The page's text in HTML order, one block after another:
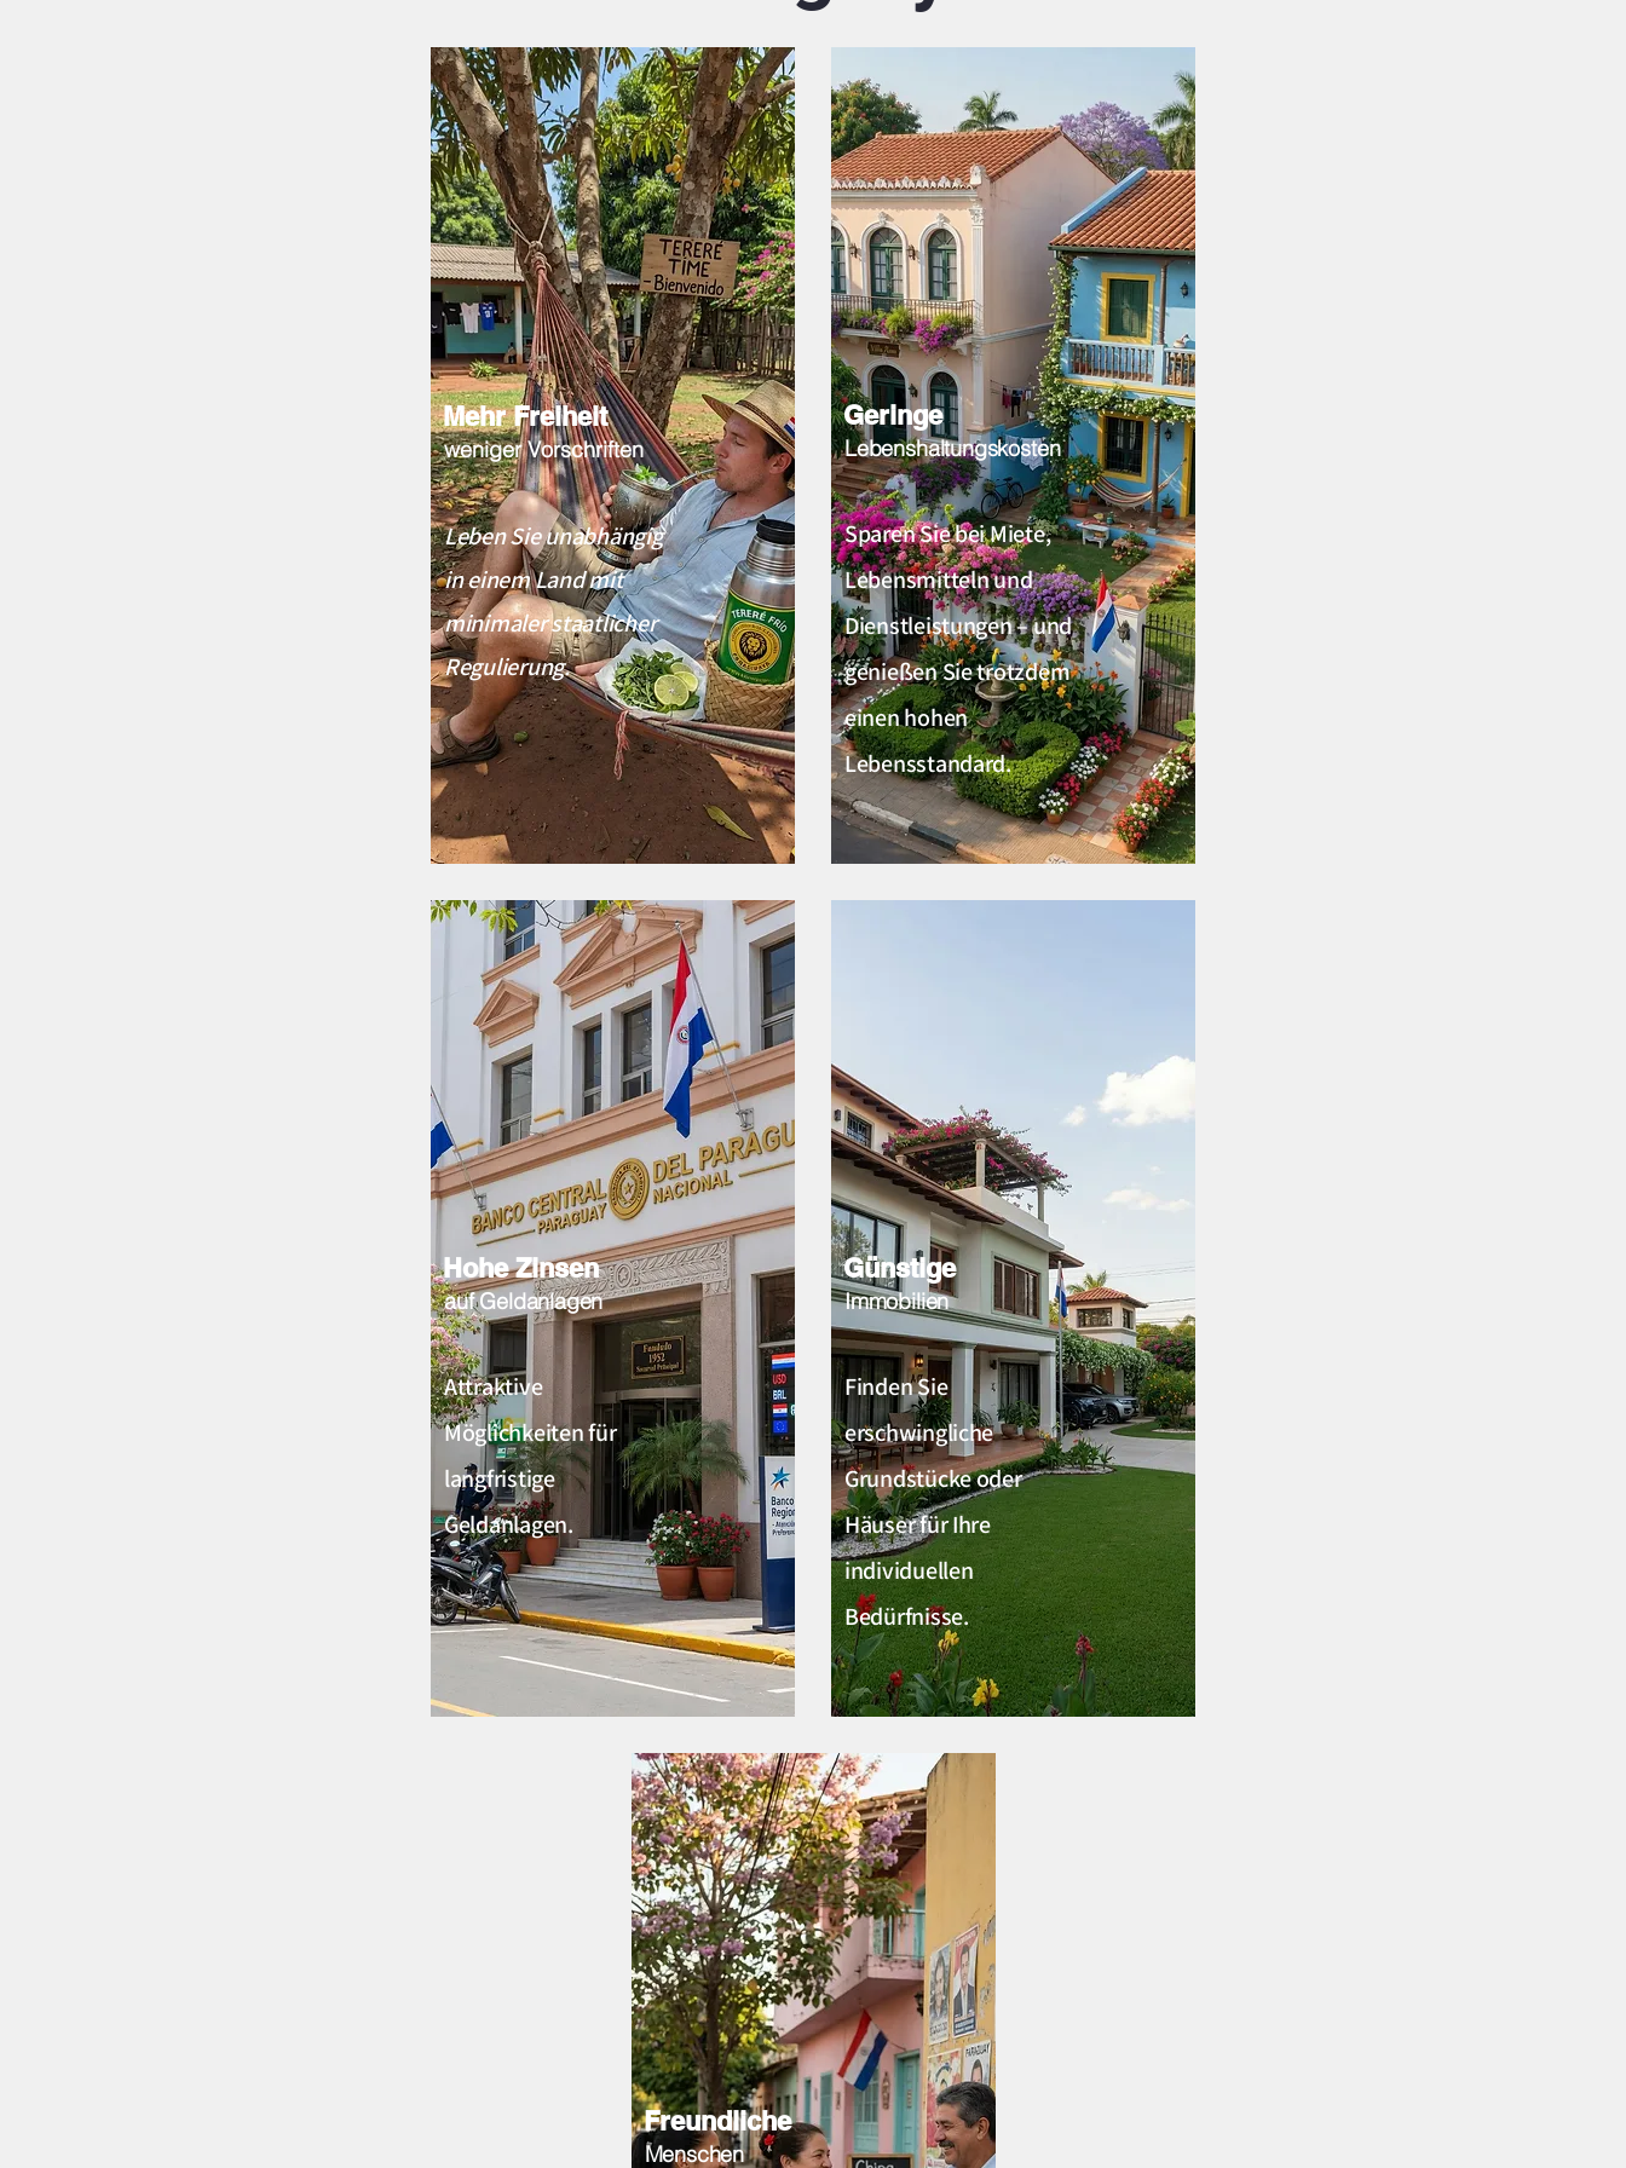
Mehr Freiheit
weniger Vorschriften
Leben Sie unabhängig
in einem Land mit
minimaler staatlicher
Regulierung.
Hohe Zinsen
auf Geldanlagen
Attraktive
Möglichkeiten für
langfristige
Geldanlagen.
Geringe
Lebenshaltungskosten
Sparen Sie bei Miete,
Lebensmitteln und
Dienstleistungen – und
genießen Sie trotzdem
einen hohen
Lebensstandard.
Günstige
Immobilien
Finden Sie
erschwingliche
Grundstücke oder
Häuser für Ihre
individuellen
Bedürfnisse.
Freundliche
Menschen